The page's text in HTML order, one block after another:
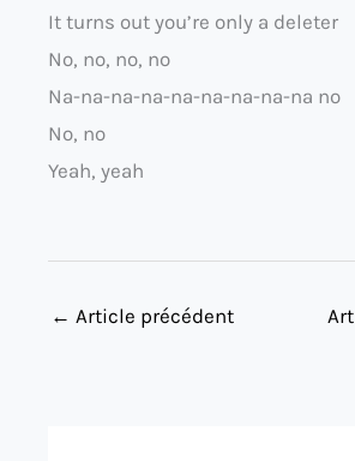
It turns out you’re only a deleter
No, no, no, no
Na-na-na-na-na-na-na-na-na no
No, no
Yeah, yeah
← Article précédent